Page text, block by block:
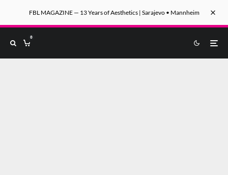
FBL MAGAZINE — 13 Years of Aesthetics | Sarajevo • Mannheim
0